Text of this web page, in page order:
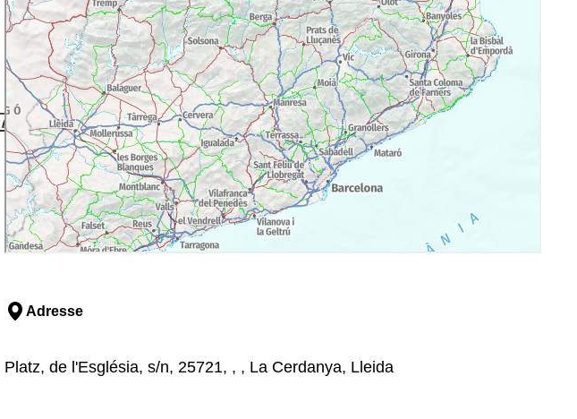
Adresse
Platz, de l'Església, s/n, 25721, , , La Cerdanya, Lleida